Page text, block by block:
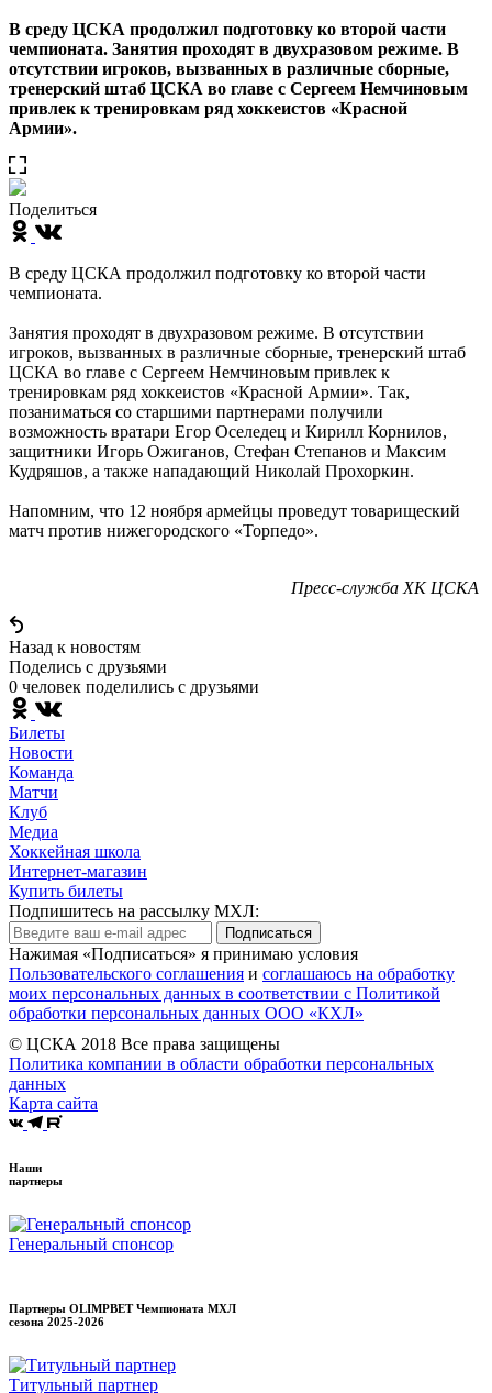
В среду ЦСКА продолжил подготовку ко второй части
чемпионата. Занятия проходят в двухразовом режиме. В
отсутствии игроков, вызванных в различные сборные,
тренерский штаб ЦСКА во главе с Сергеем Немчиновым
привлек к тренировкам ряд хоккеистов «Красной
Армии».
Поделиться
В среду ЦСКА продолжил подготовку ко второй части
чемпионата.
Занятия проходят в двухразовом режиме. В отсутствии
игроков, вызванных в различные сборные, тренерский штаб
ЦСКА во главе с Сергеем Немчиновым привлек к
тренировкам ряд хоккеистов «Красной Армии». Так,
позаниматься со старшими партнерами получили
возможность вратари Егор Оселедец и Кирилл Корнилов,
защитники Игорь Ожиганов, Стефан Степанов и Максим
Кудряшов, а также нападающий Николай Прохоркин.
Напомним, что 12 ноября армейцы проведут товарищеский
матч против нижегородского «Торпедо».
Пресс-служба ХК ЦСКА
Назад к новостям
Поделись c друзьями
0 человек поделились c друзьями
Билеты
Новости
Команда
Матчи
Клуб
Медиа
Хоккейная школа
Интернет-магазин
Купить билеты
Подпишитесь на рассылку МХЛ:
Подписаться
Нажимая «Подписаться» я принимаю условия
Пользовательского соглашения и соглашаюсь на обработку
моих персональных данных в соответствии с Политикой
обработки персональных данных ООО «КХЛ»
© ЦСКА 2018 Все права защищены
Политика компании в области обработки персональных
данных
Карта сайта
Наши
партнеры
Генеральный спонсор
Партнеры OLIMPBET Чемпионата МХЛ
сезона 2025-2026
Титульный партнер